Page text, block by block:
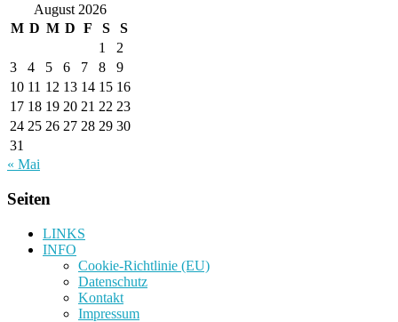
August 2026
M D M D F S
S
1
2
3
4 5 6 7 8
9
10 11 12 13 14 15 16
17 18 19 20 21 22 23
24 25 26 27 28 29 30
31
« Mai
Seiten
LINKS
INFO
Cookie-Richtlinie (EU)
Datenschutz
Kontakt
Impressum